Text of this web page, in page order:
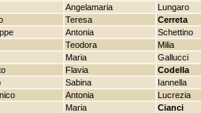
Angelamaria
Lungaro
Teresa
Cerreta
Antonia
Schettino
Teodora
Milia
Maria
Gallucci
Flavia
Codella
Sabina
Iannella
Antonia
Lucrezia
Maria
Cianci